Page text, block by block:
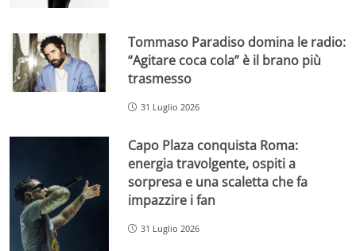
Tommaso Paradiso domina le radio:
“Agitare coca cola” è il brano più
trasmesso
31 Luglio 2026
Capo Plaza conquista Roma:
energia travolgente, ospiti a
sorpresa e una scaletta che fa
impazzire i fan
31 Luglio 2026